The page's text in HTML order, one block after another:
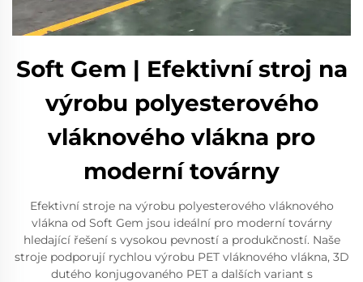
Soft Gem | Efektivní stroj na
výrobu polyesterového
vláknového vlákna pro
moderní továrny
Efektivní stroje na výrobu polyesterového vláknového
vlákna od Soft Gem jsou ideální pro moderní továrny
hledající řešení s vysokou pevností a produkčností. Naše
stroje podporují rychlou výrobu PET vláknového vlákna, 3D
dutého konjugovaného PET a dalších variant s